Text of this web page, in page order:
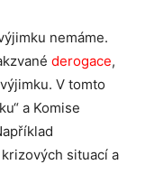
nemáme.
derogace,
V tomto
a Komise
situací a